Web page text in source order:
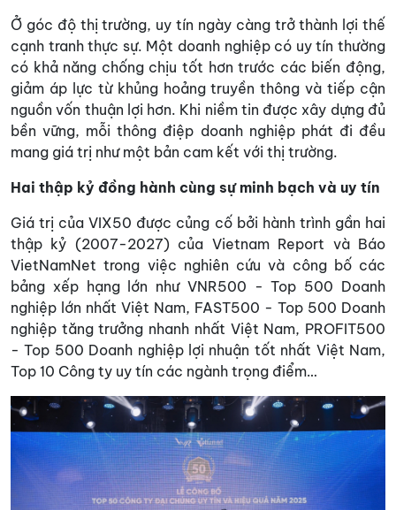
Ở góc độ thị trường, uy tín ngày càng trở thành lợi thế
cạnh tranh thực sự. Một doanh nghiệp có uy tín thường
có khả năng chống chịu tốt hơn trước các biến động,
giảm áp lực từ khủng hoảng truyền thông và tiếp cận
nguồn vốn thuận lợi hơn. Khi niềm tin được xây dựng đủ
bền vững, mỗi thông điệp doanh nghiệp phát đi đều
mang giá trị như một bản cam kết với thị trường.
Hai thập kỷ đồng hành cùng sự minh bạch và uy tín
Giá trị của VIX50 được củng cố bởi hành trình gần hai
thập kỷ (2007-2027) của Vietnam Report và Báo
VietNamNet trong việc nghiên cứu và công bố các
bảng xếp hạng lớn như VNR500 - Top 500 Doanh
nghiệp lớn nhất Việt Nam, FAST500 - Top 500 Doanh
nghiệp tăng trưởng nhanh nhất Việt Nam, PROFIT500
- Top 500 Doanh nghiệp lợi nhuận tốt nhất Việt Nam,
Top 10 Công ty uy tín các ngành trọng điểm…